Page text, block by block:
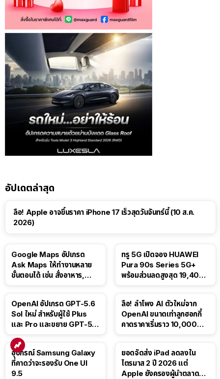
อัปเดตล่าสุด
ลือ! Apple อาจขึ้นราคา iPhone 17 เร็วสุดวันจันทร์นี้ (10 ส.ค.
2026)
Google Maps อัปเกรด
Ask Maps ให้ทำงานหลาย
ขั้นตอนได้ เช่น สั่งอาหาร,
ทรู 5G เปิดจอง HUAWEI
Pura 90s Series 5G+
พร้อมส่วนลดสูงสุด 19,400
OpenAI อัปเกรด GPT-5.6
Sol ใหม่ สำหรับผู้ใช้ Plus
และ Pro และขยาย GPT-5.6
ลือ! ลำโพง AI ตัวใหม่จาก
OpenAI ขนาดเท่าลูกฮอกกี้
คาดราคาเริ่มราว 10,000
อุปกรณ์ Samsung Galaxy
ที่คาดว่าจะรองรับ One UI
9.5
ยอดจัดส่ง iPad ลดลงใน
ไตรมาส 2 ปี 2026 แต่
Apple ยังครองผู้นำตลาด